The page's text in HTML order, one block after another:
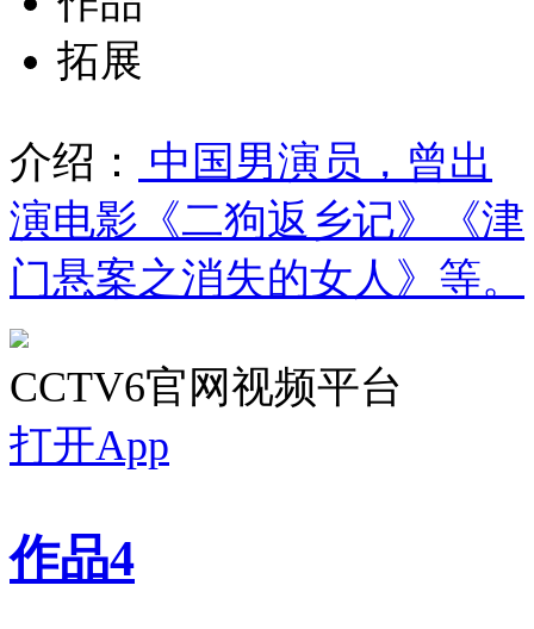
拓展
介绍：
中国男演员，曾出
演电影《二狗返乡记》《津
门悬案之消失的女人》等。
CCTV6官网视频平台
打开App
作品4